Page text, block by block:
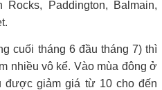
Paddington, Balmain,
cuối tháng 6 đầu tháng 7) thì
nhiều vô kể. Vào mùa đông ở
được giảm giá từ 10 cho đến